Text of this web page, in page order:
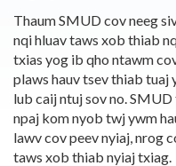
Thaum SMUD cov neeg
nqi hluav taws xob thiab
txias yog ib qho ntawm
plaws hauv tsev thiab tuaj
lub caij ntuj sov no.
npaj kom nyob twj ywm
lawv cov peev nyiaj, nrog
taws xob thiab nyiaj txiag.